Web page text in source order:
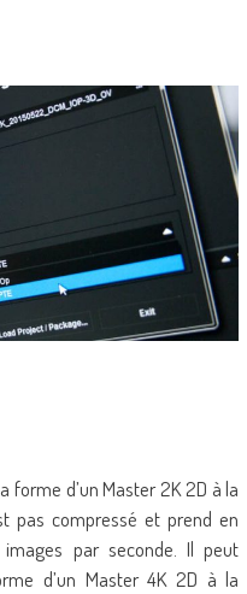
forme d’un Master 2K 2D à la
pas compressé et prend en
par seconde. Il peut
d’un Master 4K 2D à la